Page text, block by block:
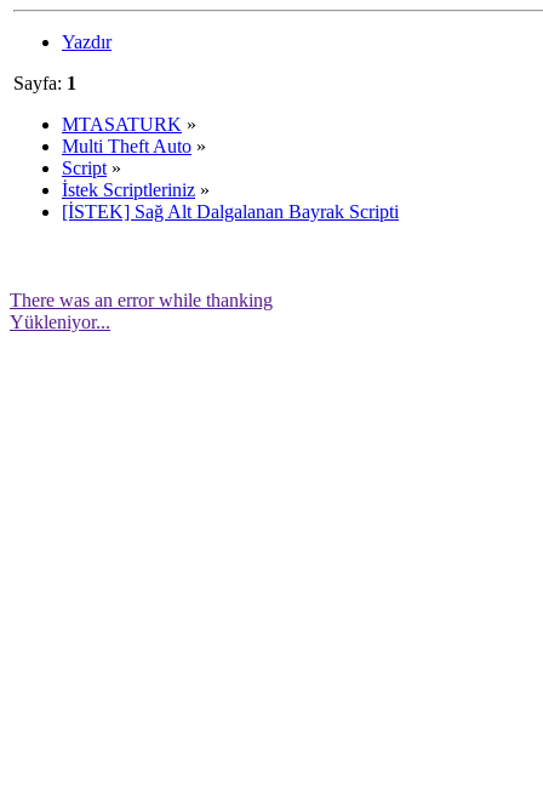
Yazdır
Sayfa: 1
MTASATURK »
Multi Theft Auto »
Script »
İstek Scriptleriniz »
[İSTEK] Sağ Alt Dalgalanan Bayrak Scripti
There was an error while thanking
Yükleniyor...